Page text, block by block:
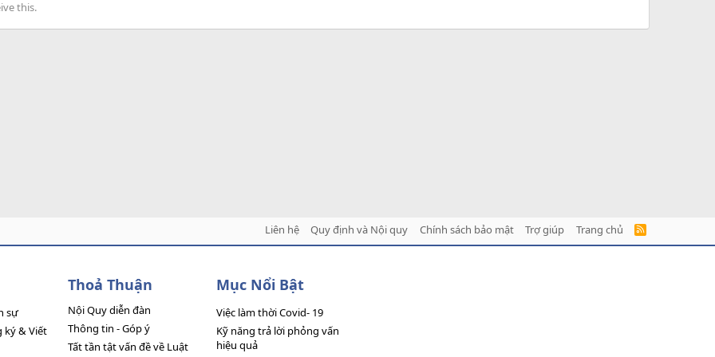
this.
Liên hệ Quy định và Nội quy Chính sách bảo mật Trợ giúp Trang chủ
R
S
sự
ký & Viết
Thoả Thuận
Nội Quy diễn đàn
Thông tin - Góp ý
Tất tần tật vấn đề về Luật
Mục Nổi Bật
Việc làm thời Covid- 19
Kỹ năng trả lời phỏng vấn
hiệu quả